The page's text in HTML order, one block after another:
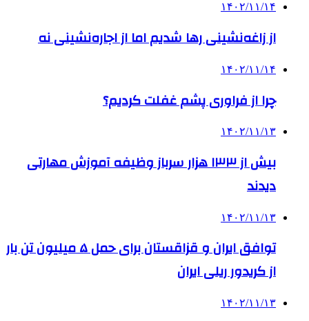
۱۴۰۲/۱۱/۱۴
از زاغه‌نشینی رها شدیم اما از اجاره‌نشینی نه
۱۴۰۲/۱۱/۱۴
چرا از فراوری پشم غفلت کردیم؟
۱۴۰۲/۱۱/۱۳
بیش از ۱۳۳ هزار سرباز وظیفه آموزش مهارتی
دیدند
۱۴۰۲/۱۱/۱۳
توافق ایران و قزاقستان برای حمل ۵ میلیون تن بار
از کریدور ریلی ایران
۱۴۰۲/۱۱/۱۳